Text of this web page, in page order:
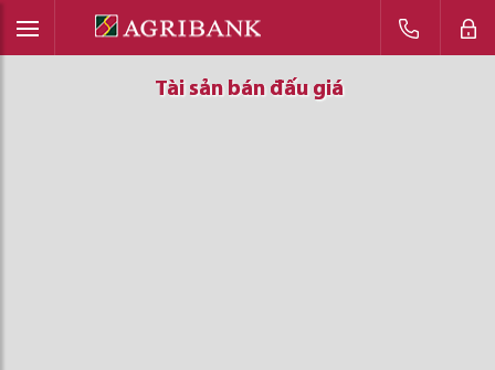
Tài sản bán đấu giá
Tài sản bán đấu giá
Tài sản bán đấu giá